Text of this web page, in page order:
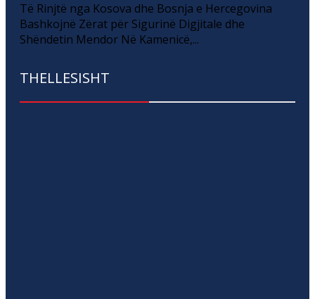
Të Rinjtë nga Kosova dhe Bosnja e Hercegovina
Bashkojnë Zërat për Sigurinë Digjitale dhe
Shëndetin Mendor Në Kamenicë,...
THELLESISHT